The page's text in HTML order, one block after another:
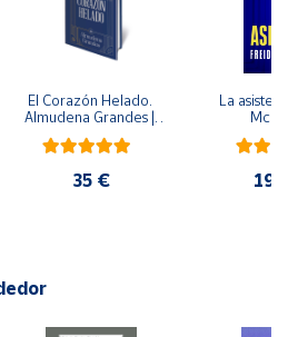
El Corazón Helado.
Almudena Grandes |
Edición especial de
lujo | Libro con sello y
35 €
La